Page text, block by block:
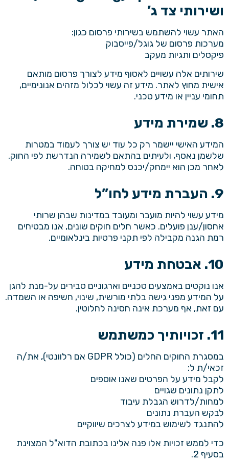
ושירותי צד ג’
האתר עשוי להשתמש בשירותי פרסום כגון:
מערכות פרסום של גוגל/פייסבוק
פיקסלים ותגיות מעקב
שירותים אלה עשויים לאסוף מידע לצורך פרסום מותאם
אישית מחוץ לאתר. מידע זה עשוי לכלול מזהים אנונימיים,
תחומי עניין או מידע טכני.
8. שמירת מידע
המידע האישי יישמר רק כל עוד יש צורך לעמוד במטרות
שלשמן נאסף, ולעיתים בהתאם לשמירה הנדרשת לפי החוק.
לאחר מכן הוא יימחק/יכנס למחיקה בטוחה.
9. העברת מידע לחו”ל
מידע עשוי להיות מועבר ומעובד במדינות שבהן שרותי
אחסון/ענן פועלים. כאשר חלים חוקים שונים, אנו מבטיחים
רמת הגנה מקבילה לפי תקני פרטיות בינלאומיים.
10. אבטחת מידע
אנו נוקטים באמצעים טכניים וארגוניים סבירים על-מנת להגן
על המידע מפני גישה בלתי מורשית, שינוי, חשיפה או השמדה.
עם זאת, אף מערכת אינה חסינה לחלוטין.
11. זכויותיך כמשתמש
במסגרת החוקים החלים (כולל GDPR אם רלוונטי), את/ה
זכאי/ת ל:
לקבל מידע על הפרטים שאנו אוספים
לתקן נתונים שגויים
למחות/לדרוש הגבלת עיבוד
לבקש העברת נתונים
להתנגד לשימוש במידע לצרכים שיווקיים
כדי לממש זכויות אלו פנה אלינו בכתובת הדוא"ל המצוינת
בסעיף 2.